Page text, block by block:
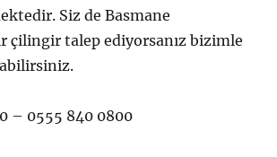
Siz de Basmane
çilingir talep ediyorsanız bizimle
– 0555 840 0800